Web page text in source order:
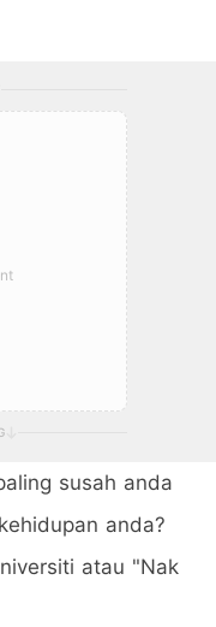
susah anda
anda?
atau "Nak